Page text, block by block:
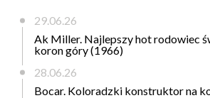
29.06.26
Ak Miller. Najlepszy hot rodowiec
koron góry (1966)
28.06.26
Bocar. Koloradzki konstruktor na